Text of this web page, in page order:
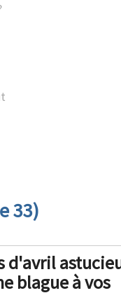
33)
d'avril
blague à vos